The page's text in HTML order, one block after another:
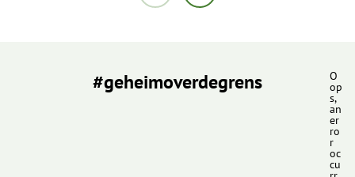
#geheimoverdegrens O
op
s,
an
er
ro
r
oc
cu